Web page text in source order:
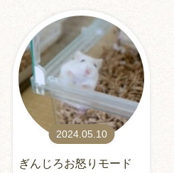
2024.05.10
ぎんじろお怒りモード